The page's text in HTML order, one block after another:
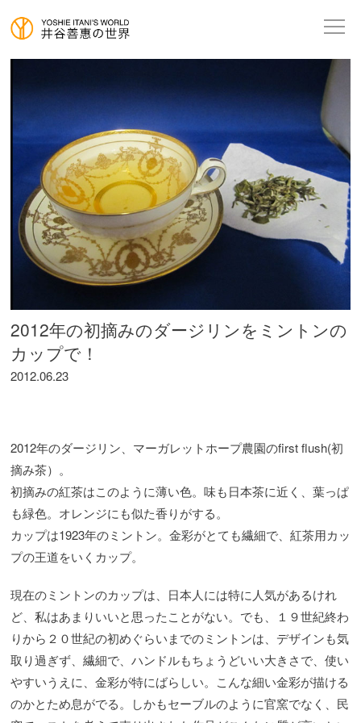
2012年の初摘みのダージリンをミントンの
カップで！
2012.06.23
2012年のダージリン、マーガレットホープ農園のfirst flush(初
摘み茶）。
初摘みの紅茶はこのように薄い色。味も日本茶に近く、葉っぱ
も緑色。オレンジにも似た香りがする。
カップは1923年のミントン。金彩がとても繊細で、紅茶用カッ
プの王道をいくカップ。
現在のミントンのカップは、日本人には特に人気があるけれ
ど、私はあまりいいと思ったことがない。でも、１９世紀終わ
りから２０世紀の初めぐらいまでのミントンは、デザインも気
取り過ぎず、繊細で、ハンドルもちょうどいい大きさで、使い
やすいうえに、金彩が特にばらしい。こんな細い金彩が描ける
のかとため息がでる。しかもセーブルのように官窯でなく、民